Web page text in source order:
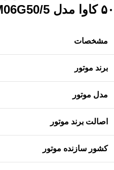
۵۰ کاوا مدل 4M06G50/5
مشخصات
برند موتور
مدل موتور
اصالت برند موتور
کشور سازنده موتور